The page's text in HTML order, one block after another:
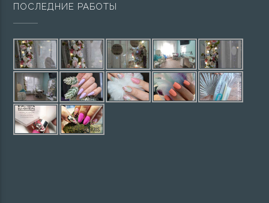
ПОСЛЕДНИЕ РАБОТЫ